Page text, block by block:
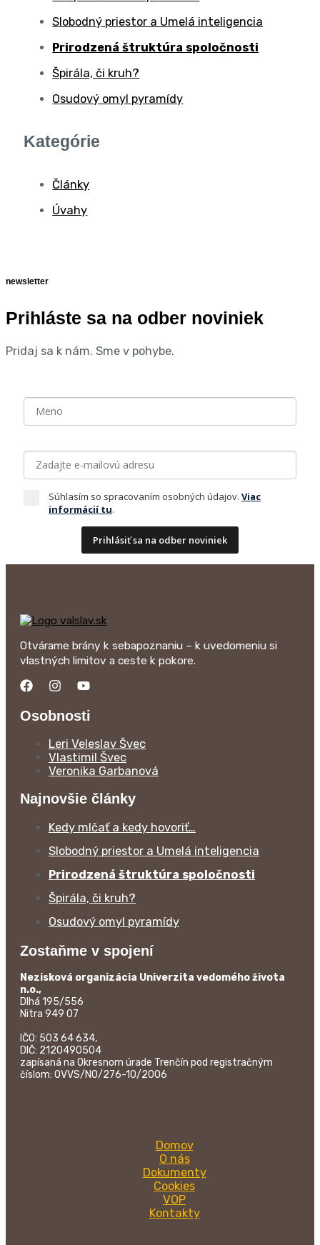
Slobodný priestor a Umelá inteligencia
Prirodzená štruktúra spoločnosti
Špirála, či kruh?
Osudový omyl pyramídy
Kategórie
Články
Úvahy
newsletter
Prihláste sa na odber noviniek
Pridaj sa k nám. Sme v pohybe.
Súhlasím so spracovaním osobných údajov. Viac
informácií tu.
Prihlásiť sa na odber noviniek
Otvárame brány k sebapoznaniu – k uvedomeniu si
vlastných limitov a ceste k pokore.
Osobnosti
Leri Veleslav Švec
Vlastimil Švec
Veronika Garbanová
Najnovšie články
Kedy mlčať a kedy hovoriť…
Slobodný priestor a Umelá inteligencia
Prirodzená štruktúra spoločnosti
Špirála, či kruh?
Osudový omyl pyramídy
Zostaňme v spojení
Nezisková organizácia Univerzita vedomého života
n.o.,
Dlhá 195/556
Nitra 949 07
IČO: 503 64 634,
DIČ: 2120490504
zapísaná na Okresnom úrade Trenčín pod registračným
číslom: OVVS/NO/276-10/2006
Domov
O nás
Dokumenty
Cookies
VOP
Kontakty